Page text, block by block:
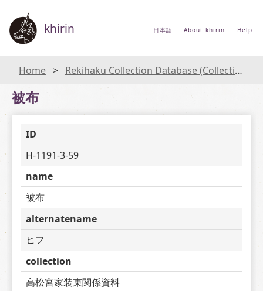
khirin 日本語 About khirin Help
Home Rekihaku Collection Database (Collections Database of the National Museum of Japanese History)
被布
ID
H-1191-3-59
name
被布
alternatename
ヒフ
collection
高松宮家装束関係資料